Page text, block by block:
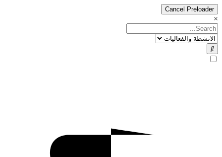
Cancel Preloader
×